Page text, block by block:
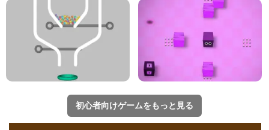
初心者向けゲームをもっと見る